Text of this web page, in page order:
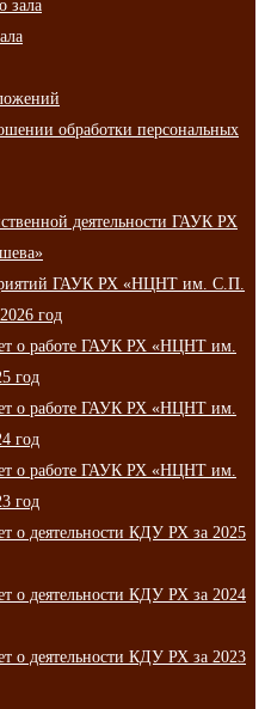
зала
обработки персональных
деятельности ГАУК РХ
ГАУК РХ «НЦНТ им. С.П.
год
о работе ГАУК РХ «НЦНТ им.
год
о работе ГАУК РХ «НЦНТ им.
год
о работе ГАУК РХ «НЦНТ им.
год
о деятельности КДУ РХ за 2025
о деятельности КДУ РХ за 2024
о деятельности КДУ РХ за 2023